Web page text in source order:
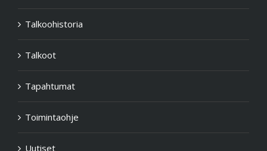
Talkoohistoria
Talkoot
Tapahtumat
Toimintaohje
Uutiset